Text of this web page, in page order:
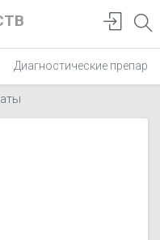
Диагностические